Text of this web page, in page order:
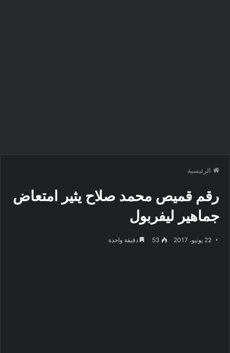
الرئيسية
رقم قميص محمد صلاح يثير امتعاض
جماهير ليفربول
22 يونيو، 2017 53 دقيقة واحدة